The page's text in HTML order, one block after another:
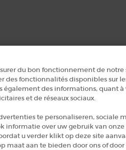
du bon fonctionnement de
des fonctionnalités disponibles sur
également des informations, quant
et de réseaux sociaux.
te personaliseren, sociale
informatie over uw gebruik van
u verder klikt op deze site
maat aan te bieden door ons of